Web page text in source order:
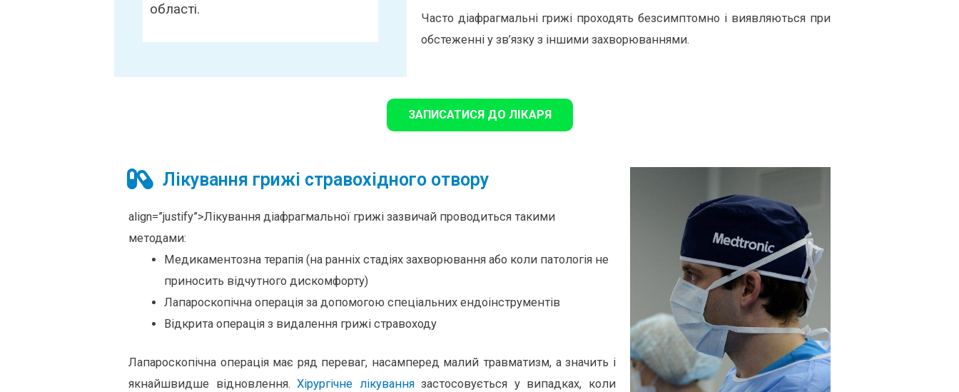
області.
Часто діафрагмальні грижі проходять безсимптомно і виявляються при
обстеженні у зв’язку з іншими захворюваннями.
ЗАПИСАТИСЯ ДО ЛІКАРЯ
Лікування грижі стравохідного отвору
align=”justify”>Лікування діафрагмальної грижі зазвичай проводиться такими
методами:
Медикаментозна терапія (на ранніх стадіях захворювання або коли патологія не
приносить відчутного дискомфорту)
Лапароскопічна операція за допомогою спеціальних ендоінструментів
Відкрита операція з видалення грижі стравоходу
Лапароскопічна операція має ряд переваг, насамперед малий травматизм, а значить і
якнайшвидше відновлення.Хірургічне лікуваннязастосовується у випадках, коли